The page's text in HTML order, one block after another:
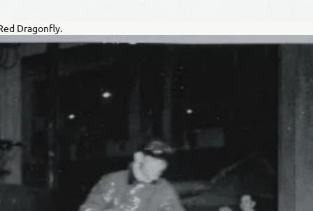
Dragonfly.